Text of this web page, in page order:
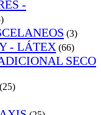
-
(3)
- LÁTEX (66)
SECO
(25)